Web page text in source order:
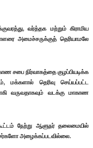
வர்த்தக மற்றும் கிராமிய
அமைச்சருக்குத் தெரியாமலே
சபை நிர்வாகத்தை குழப்பியடிக்க
மக்களால் தெரிவு செய்யப்பட்ட
வருவதாகவும் வடக்கு மாகாண
நேற்று ஆளுநர் தலைமையில்
அழைக்கப்படவில்லை.